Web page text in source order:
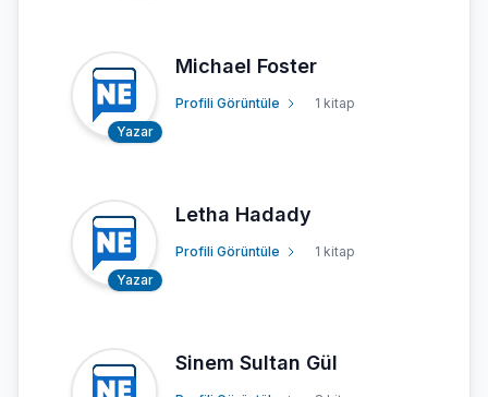
Yazar
Michael Foster
Profili Görüntüle 1 kitap
Yazar
Letha Hadady
Profili Görüntüle 1 kitap
Sinem Sultan Gül